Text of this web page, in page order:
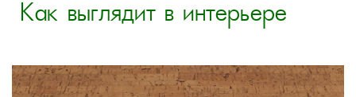
Как выглядит в интерьере